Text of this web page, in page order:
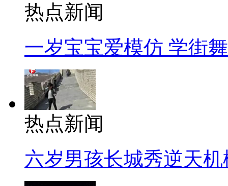
热点新闻
一岁宝宝爱模仿 学街
热点新闻
六岁男孩长城秀逆天机